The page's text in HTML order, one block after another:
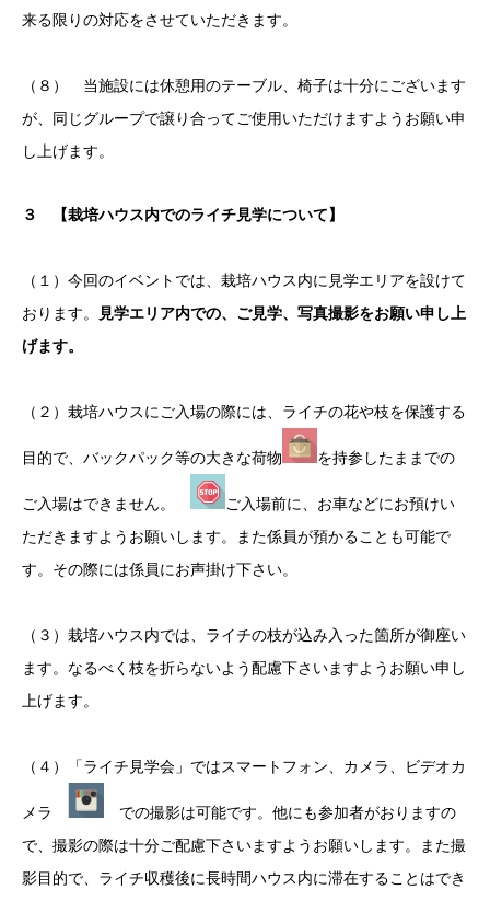
来る限りの対応をさせていただきます。
（８） 当施設には休憩用のテーブル、椅子は十分にございます
が、同じグループで譲り合ってご使用いただけますようお願い申
し上げます。
３ 【栽培ハウス内でのライチ見学について】
（１）今回のイベントでは、栽培ハウス内に見学エリアを設けて
おります。
見学エリア内での、ご見学、写真撮影をお願い申し上
げます。
（２）栽培ハウスにご入場の際には、ライチの花や枝を保護する
目的で、バックパック等の大きな荷物 を持参したままでの
ご入場はできません。
ご入場前に、お車などにお預けい
ただきますようお願いします。また係員が預かることも可能で
す。その際には係員にお声掛け下さい。
（３）栽培ハウス内では、ライチの枝が込み入った箇所が御座い
ます。なるべく枝を折らないよう配慮下さいますようお願い申し
上げます。
（４）「ライチ見学会」ではスマートフォン、カメラ、ビデオカ
メラ
での撮影は可能です。他にも参加者がおりますの
で、撮影の際は十分ご配慮下さいますようお願いします。また撮
影目的で、ライチ収穫後に長時間ハウス内に滞在することはでき